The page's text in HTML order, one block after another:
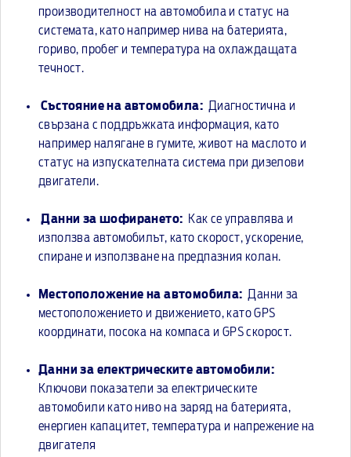
производителност на автомобила и статус на
системата, като например нива на батерията,
гориво, пробег и температура на охлаждащата
течност.
Състояние на автомобила: Диагностична и
свързана с поддръжката информация, като
например налягане в гумите, живот на маслото и
статус на изпускателната система при дизелови
двигатели.
Данни за шофирането: Как се управлява и
използва автомобилът, като скорост, ускорение,
спиране и използване на предпазния колан.
Местоположение на автомобила: Данни за
местоположението и движението, като GPS
координати, посока на компаса и GPS скорост.
Данни за електрическите автомобили:
Ключови показатели за електрическите
автомобили като ниво на заряд на батерията,
енергиен капацитет, температура и напрежение на
двигателя